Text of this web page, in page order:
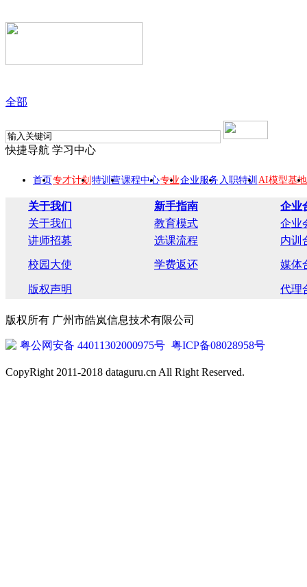
全部
快捷导航 学习中心
首页专才计划 特训营课程中心专业企业服务 入职特训 AI模型基地
关于我们 新手指南
企业
关于我们
教育模式
企业
讲师招募
选课流程 内训
校园大使 学费返还 媒体
版权声明 代理
版权所有 广州市皓岚信息技术有限公司
粤公网安备 44011302000975号 粤ICP备08028958号
CopyRight 2011-2018 dataguru.cn All Right Reserved.